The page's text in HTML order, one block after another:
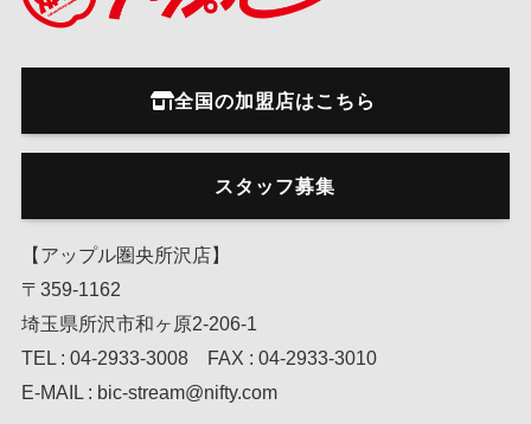
全国の加盟店はこちら
スタッフ募集
【アップル圏央所沢店】
〒359-1162
埼玉県所沢市和ヶ原2-206-1
TEL : 04-2933-3008 FAX : 04-2933-3010
E-MAIL : bic-stream@nifty.com